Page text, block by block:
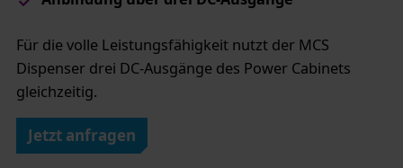
Für die volle Leistungsfähigkeit nutzt der MCS
Dispenser drei DC-Ausgänge des Power Cabinets
gleichzeitig.
Jetzt anfragen